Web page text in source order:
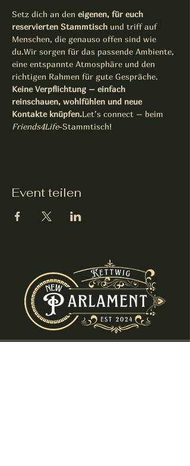
Setz dich an den eigenen, für euch
reservierten Stammtisch und triff auf
Menschen, die genauso offen sind wie
du.Wir sorgen für das passende Ambiente,
eine entspannte Atmosphäre und den
richtigen Rahmen für gute Gespräche.
Keine Verpflichtung – einfach
reinschauen, wohlfühlen und neue
Kontakte knüpfen.Let’s connect – beim
Friends4Life-Stammtisch!
Event teilen